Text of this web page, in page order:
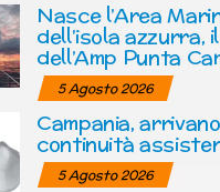
Nasce l’Area
dell’isola azzurra,
dell’Amp Punta
5 Agosto 2026
Campania,
continuità
5 Agosto 2026